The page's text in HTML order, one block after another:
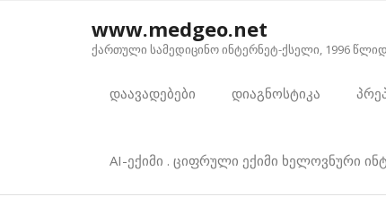
www.medgeo.net
ქართული სამედიცინო ინტერნეტ-ქსელი, 1996
დაავადებები დიაგნოსტიკა
AI-ექიმი . ციფრული ექიმი ხელოვნური